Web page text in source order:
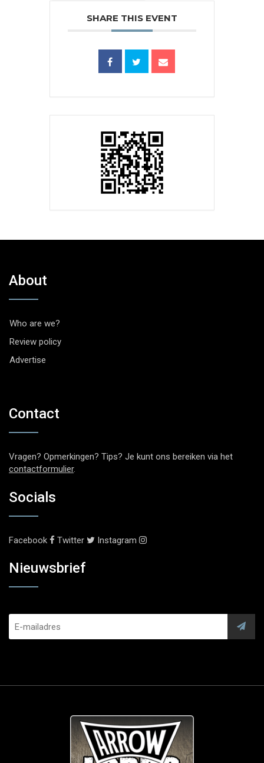
SHARE THIS EVENT
About
Who are we?
Review policy
Advertise
Contact
Vragen? Opmerkingen? Tips? Je kunt ons bereiken via het
contactformulier.
Socials
Facebook Twitter Instagram
Nieuwsbrief